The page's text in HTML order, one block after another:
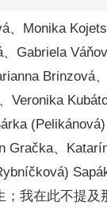
Monika
Gabriela
Brinzová
Gračka、
我在此不提